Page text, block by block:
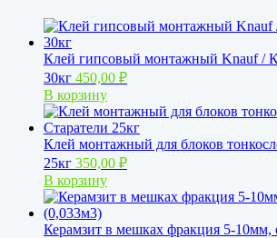
Клей гипсовый монтажный Knauf /
30кг 450,00 ₽
В корзину
Клей монтажный для блоков
25кг 350,00 ₽
В корзину
Керамзит в мешках фракция 5-10мм,